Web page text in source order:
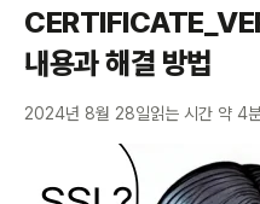
내용과 해결 방법
2024년 8월 28일읽는 시간 약 4